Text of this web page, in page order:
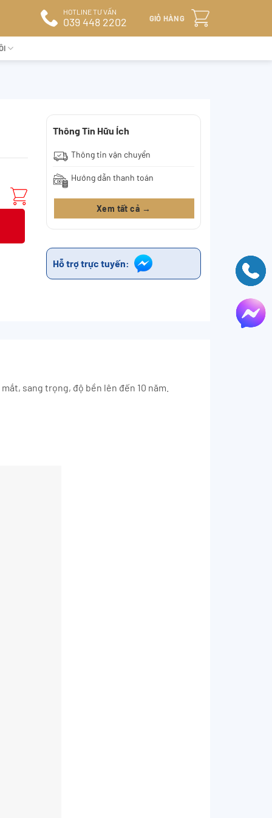
HOTLINE TƯ VẤN
039 448 2202 GIỎ HÀNG
Thông Tin Hữu Ích
Thông tin vận chuyển
Hướng dẫn thanh toán
Xem tất cả →
Hỗ trợ trực tuyến:
sang trọng, độ bền lên đến 10 năm.